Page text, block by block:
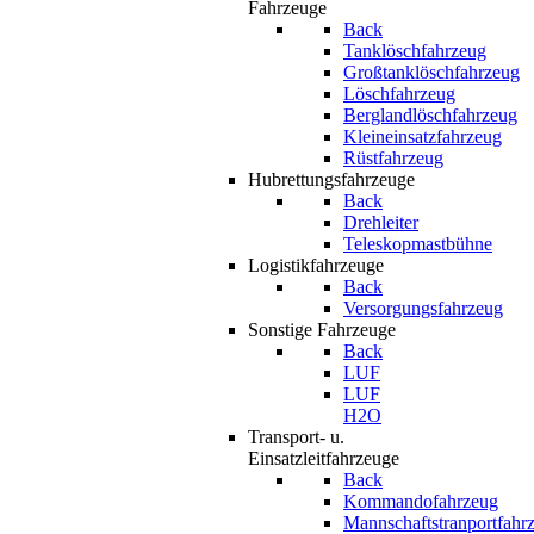
Fahrzeuge
Back
Tanklöschfahrzeug
Großtanklöschfahrzeug
Löschfahrzeug
Berglandlöschfahrzeug
Kleineinsatzfahrzeug
Rüstfahrzeug
Hubrettungsfahrzeuge
Back
Drehleiter
Teleskopmastbühne
Logistikfahrzeuge
Back
Versorgungsfahrzeug
Sonstige Fahrzeuge
Back
LUF
LUF
H2O
Transport- u.
Einsatzleitfahrzeuge
Back
Kommandofahrzeug